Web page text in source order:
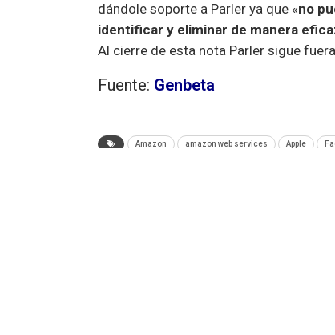
dándole soporte a Parler ya que «no
identificar y eliminar de manera
Al cierre de esta nota Parler sigue
Fuente: Genbeta
Amazon amazon web services Apple